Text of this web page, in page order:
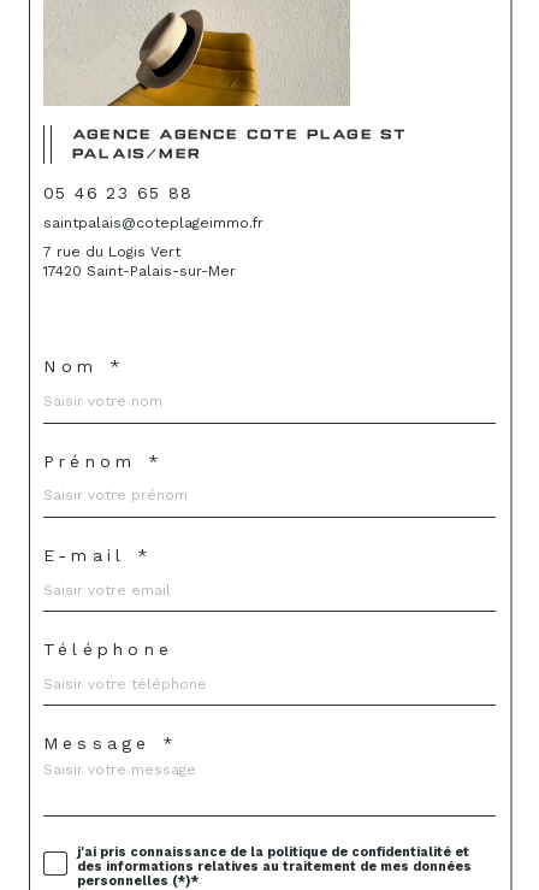
AGENCE AGENCE COTE PLAGE ST
PALAIS/MER
05 46 23 65 88
saintpalais@coteplageimmo.fr
7 rue du Logis Vert
17420 Saint-Palais-sur-Mer
Nom *
Prénom *
E-mail *
Téléphone
Message *
j'ai pris connaissance de la politique de confidentialité et
des informations relatives au traitement de mes données
personnelles (*)*